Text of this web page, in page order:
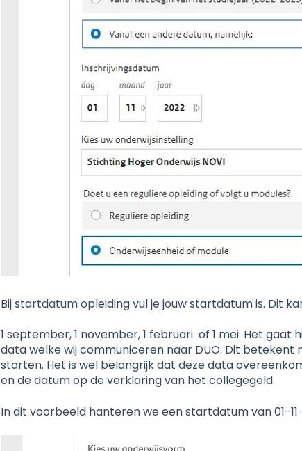
Bij startdatum opleiding vul je jouw startdatum is. Dit
1 september, 1 november, 1 februari of 1 mei. Het
data welke wij communiceren naar DUO. Dit betekent
starten. Het is wel belangrijk dat deze data
en de datum op de verklaring van het collegegeld.
In dit voorbeeld hanteren we een startdatum van 01-